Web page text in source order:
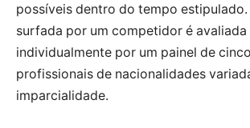
possíveis dentro do tempo estipulado.
surfada por um competidor é avaliada
individualmente por um painel de
profissionais de nacionalidades
imparcialidade.